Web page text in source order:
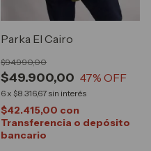
Parka El Cairo
$49.900,00
$94.990,00
47% OFF
6 x $8.316,67 sin interés
$42.415,00 con
Transferencia o depósito
bancario